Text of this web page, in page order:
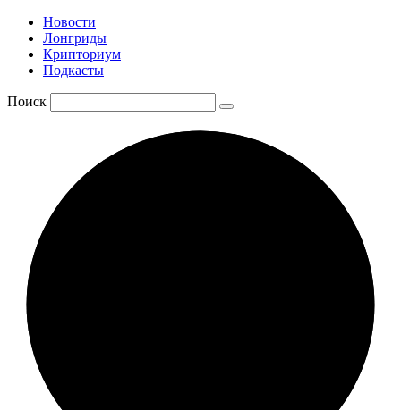
Новости
Лонгриды
Крипториум
Подкасты
Поиск